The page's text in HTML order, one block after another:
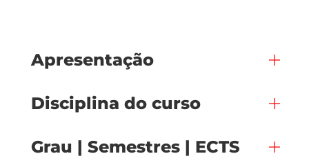
Apresentação
Disciplina do curso
Grau | Semestres | ECTS